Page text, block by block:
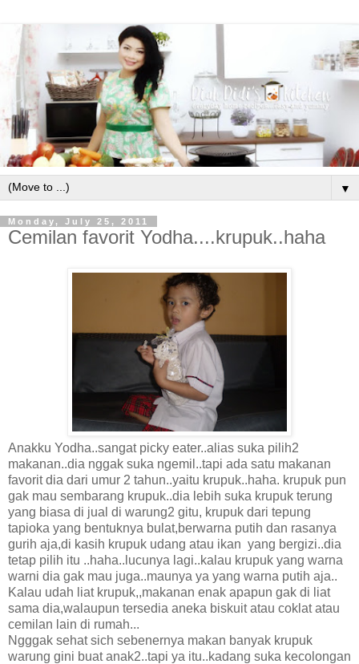
▼
Monday, July 25, 2011
Cemilan favorit Yodha....krupuk..haha
Anakku Yodha..sangat picky eater..alias suka pilih2
makanan..dia nggak suka ngemil..tapi ada satu makanan
favorit dia dari umur 2 tahun..yaitu krupuk..haha. krupuk pun
gak mau sembarang krupuk..dia lebih suka krupuk terung
yang biasa di jual di warung2 gitu, krupuk dari tepung
tapioka yang bentuknya bulat,berwarna putih dan rasanya
gurih aja,di kasih krupuk udang atau ikan yang bergizi..dia
tetap pilih itu ..haha..lucunya lagi..kalau krupuk yang warna
warni dia gak mau juga..maunya ya yang warna putih aja..
Kalau udah liat krupuk,,makanan enak apapun gak di liat
sama dia,walaupun tersedia aneka biskuit atau coklat atau
cemilan lain di rumah...
Ngggak sehat sich sebenernya makan banyak krupuk
warung gini buat anak2..tapi ya itu..kadang suka kecolongan